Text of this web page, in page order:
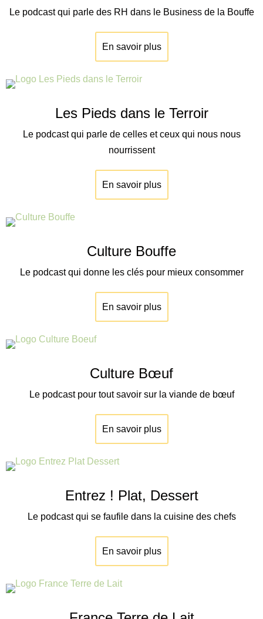
Le podcast qui parle des RH dans le Business de la Bouffe
En savoir plus
Les Pieds dans le Terroir
Le podcast qui parle de celles et ceux qui nous nous
nourrissent
En savoir plus
Culture Bouffe
Le podcast qui donne les clés pour mieux consommer
En savoir plus
Culture Bœuf
Le podcast pour tout savoir sur la viande de bœuf
En savoir plus
Entrez ! Plat, Dessert
Le podcast qui se faufile dans la cuisine des chefs
En savoir plus